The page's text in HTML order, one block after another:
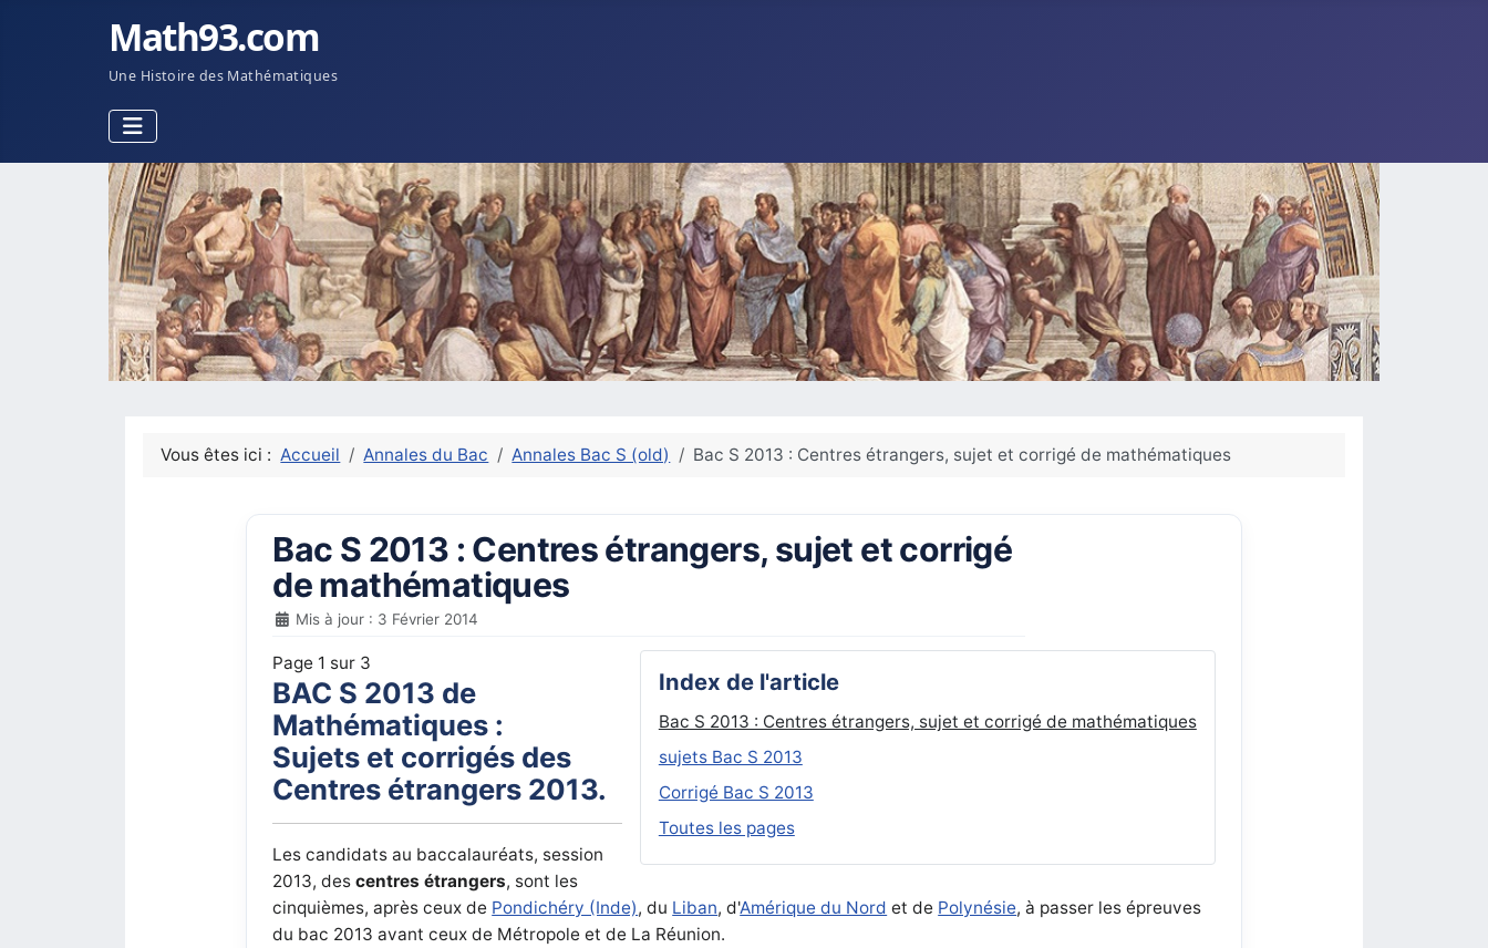
Math93.com
Une Histoire des Mathématiques
Vous êtes ici :Accueil Annales du Bac Annales Bac S (old) Bac S 2013 : Centres étrangers, sujet et corrigé de mathématiques
Bac S 2013 : Centres étrangers, sujet et corrigé
de mathématiques
Mis à jour : 3 Février 2014
Index de l'article
Bac S 2013 : Centres étrangers, sujet et corrigé de mathématiques
sujets Bac S 2013
Corrigé Bac S 2013
Toutes les pages
Page 1 sur 3
BAC S 2013 de
Mathématiques :
Sujets et corrigés des
Centres étrangers 2013.
Les candidats au baccalauréats, session
2013, descentres étrangers, sont les
cinquièmes, après ceux de Pondichéry (Inde), du Liban, d'Amérique du Nord et de Polynésie, à passer les épreuves
du bac 2013 avant ceux de Métropole et de La Réunion.